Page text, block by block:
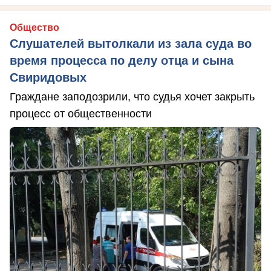
Общество
Слушателей вытолкали из зала суда во
время процесса по делу отца и сына
Свиридовых
Граждане заподозрили, что судья хочет закрыть
процесс от общественности